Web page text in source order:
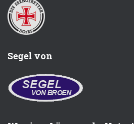
Segel von